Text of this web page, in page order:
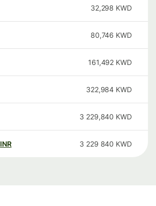
32,298 KWD
80,746 KWD
161,492 KWD
322,984 KWD
3 229,840 KWD
INR 3 229 840 KWD